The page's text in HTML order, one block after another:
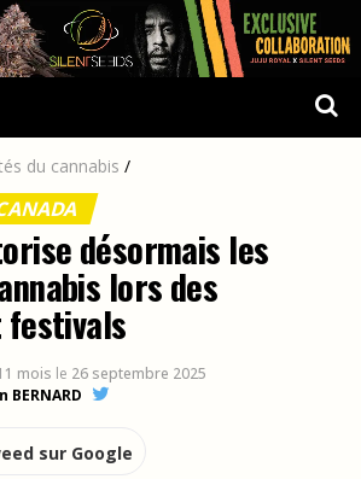
du cannabis /
désormais les
lors des
mois le 26 septembre 2025
BERNARD
sur Google